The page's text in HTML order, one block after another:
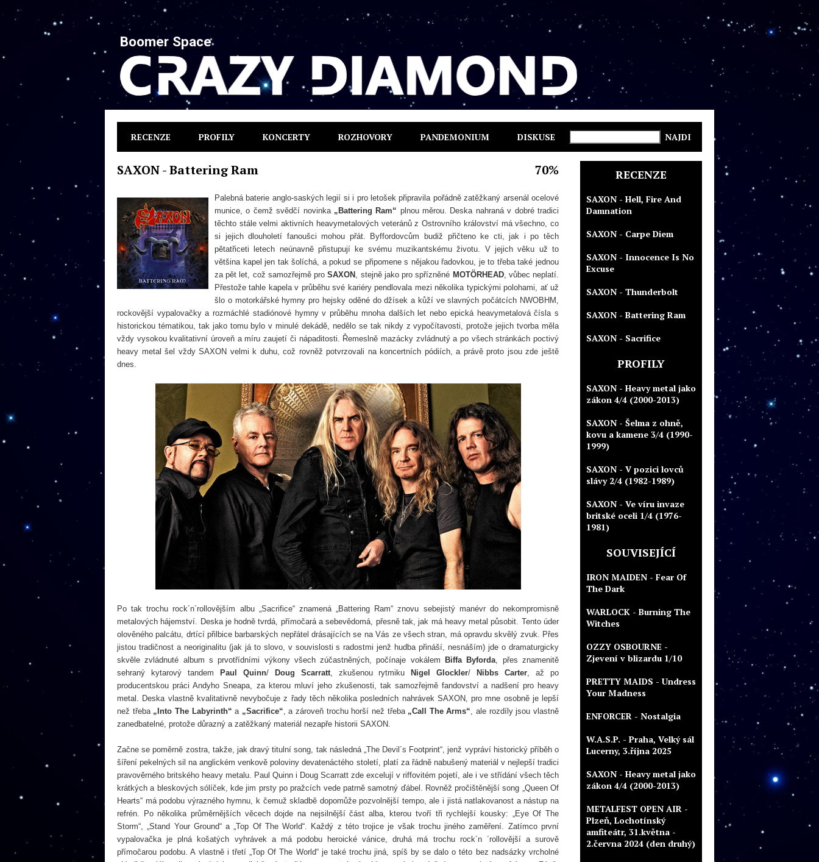
Boomer Space
RECENZE PROFILY KONCERTY ROZHOVORY PANDEMONIUM DISKUSE
SAXON - Battering Ram 70%
Palebná baterie anglo-saských legií si i pro letošek připravila pořádně zatěžkaný arsenál ocelové
munice, o čemž svědčí novinka „Battering Ram“ plnou měrou. Deska nahraná v dobré tradici
těchto stále velmi aktivních heavymetalových veteránů z Ostrovního království má všechno, co
si jejich dlouholetí fanoušci mohou přát. Byffordovcům budiž přičteno ke cti, jak i po těch
pětatřiceti letech neúnavně přistupují ke svému muzikantskému životu. V jejich věku už to
většina kapel jen tak šolíchá, a pokud se připomene s nějakou řadovkou, je to třeba také jednou
za pět let, což samozřejmě proSAXON , stejně jako pro spřízněné MOTÖRHEAD, vůbec neplatí.
Přestože tahle kapela v průběhu své kariéry pendlovala mezi několika typickými polohami, ať už
šlo o motorkářské hymny pro hejsky oděné do džísek a kůží ve slavných počátcích NWOBHM,
rockovější vypalovačky a rozmáchlé stadiónové hymny v průběhu mnoha dalších let nebo epická heavymetalová čísla s
historickou tématikou, tak jako tomu bylo v minulé dekádě, nedělo se tak nikdy z vypočítavosti, protože jejich tvorba měla
vždy vysokou kvalitativní úroveň a míru zaujetí či nápaditosti. Řemeslně mazácky zvládnutý a po všech stránkách poctivý
heavy metal šel vždy SAXON velmi k duhu, což rovněž potvrzovali na koncertních pódiích, a právě proto jsou zde ještě
dnes.
Po tak trochu rock´n´rollovějším albu „Sacrifice“ znamená „Battering Ram“ znovu sebejistý manévr do nekompromisně
metalových hájemství. Deska je hodně tvrdá, přímočará a sebevědomá, přesně tak, jak má heavy metal působit. Tento úder
olověného palcátu, drtící přilbice barbarských nepřátel drásajících se na Vás ze všech stran, má opravdu skvělý zvuk. Přes
jistou tradičnost a neoriginalitu (jak já to slovo, v souvislosti s radostmi jenž hudba přináší, nesnáším) jde o dramaturgicky
skvěle zvládnuté album s prvotřídními výkony všech zúčastněných, počínaje vokálem
Biffa Byforda, přes znamenitě
sehraný kytarový tandem
Paul Quinn/ Doug Scarratt, zkušenou rytmiku Nigel Glockler/ Nibbs Carter, až po
producentskou práci Andyho Sneapa, za kterou mluví jeho zkušenosti, tak samozřejmě fandovství a nadšení pro heavy
metal. Deska vlastně kvalitativně nevybočuje z řady těch několika posledních nahrávek SAXON, pro mne osobně je lepší
než třeba „Into The Labyrinth“ a „Sacrifice“, a zároveň trochu horší než třeba „Call The Arms“, ale rozdíly jsou vlastně
zanedbatelné, protože důrazný a zatěžkaný materiál nezapře historii SAXON.
Začne se poměrně zostra, takže, jak dravý titulní song, tak následná „The Devil´s Footprint“, jenž vypráví historický příběh o
šíření pekelných sil na anglickém venkově poloviny devatenáctého století, platí za řádně nabušený materiál v nejlepší tradici
pravověrného britského heavy metalu. Paul Quinn i Doug Scarratt zde excelují v riffovitém pojetí, ale i ve střídání všech těch
krátkých a bleskových sólíček, kde jim prsty po pražcích vede patrně samotný ďábel. Rovněž pročištěnější song „Queen Of
Hearts“ má podobu výrazného hymnu, k čemuž skladbě dopomůže pozvolnější tempo, ale i jistá natlakovanost a nástup na
refrén. Po několika průměrnějších věcech dojde na nejsilnější část alba, kterou tvoří tři rychlejší kousky: „Eye Of The
Storm“, „Stand Your Ground“ a „Top Of The World“. Každý z této trojice je však trochu jiného zaměření. Zatímco první
vypalovačka je plná košatých vyhrávek a má podobu heroické vánice, druhá má trochu rock´n ´rollovější a surově
přímočarou podobu. A vlastně i třetí „Top Of The World“ je také trochu jiná, spíš by se dalo o této bez nadsázky vrcholné
RECENZE
SAXON - Hell, Fire And
Damnation
SAXON - Carpe Diem
SAXON - Innocence Is No
Excuse
SAXON - Thunderbolt
SAXON - Battering Ram
SAXON - Sacrifice
PROFILY
SAXON - Heavy metal jako
zákon 4/4 (2000-2013)
SAXON - Šelma z ohně,
kovu a kamene 3/4 (1990-
1999)
SAXON - V pozici lovců
slávy 2/4 (1982-1989)
SAXON - Ve víru invaze
britské oceli 1/4 (1976-
1981)
SOUVISEJÍCÍ
IRON MAIDEN - Fear Of
The Dark
WARLOCK - Burning The
Witches
OZZY OSBOURNE -
Zjevení v blizardu 1/10
PRETTY MAIDS - Undress
Your Madness
ENFORCER - Nostalgia
W.A.S.P. - Praha, Velký sál
Lucerny, 3.října 2025
SAXON - Heavy metal jako
zákon 4/4 (2000-2013)
METALFEST OPEN AIR -
Plzeň, Lochotínský
amfiteátr, 31.května -
2.června 2024 (den druhý)